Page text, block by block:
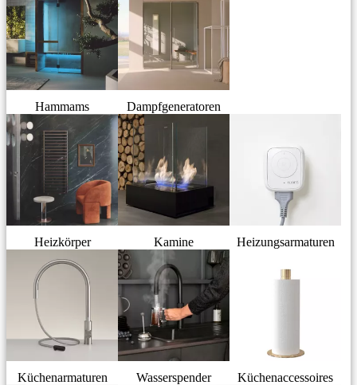
Hammams Dampfgeneratoren
Heizkörper Kamine Heizungsarmaturen
Küchenarmaturen Wasserspender Küchenaccessoires